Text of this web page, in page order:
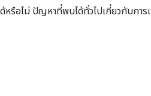
รือไม่ ปัญหาที่พบได้ทั่วไปเกี่ยวกับการ